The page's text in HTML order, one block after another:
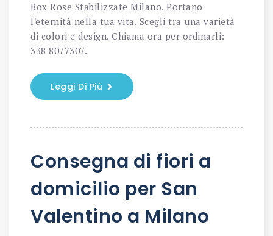
Box Rose Stabilizzate Milano. Portano
l'eternità nella tua vita. Scegli tra una varietà
di colori e design. Chiama ora per ordinarli:
338 8077307.
Leggi Di Più
Consegna di fiori a
domicilio per San
Valentino a Milano